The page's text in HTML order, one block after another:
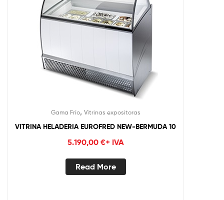
Gama Frío, Vitrinas expositoras
VITRINA HELADERIA EUROFRED NEW-BERMUDA 10
5.190,00 €+ IVA
Read More